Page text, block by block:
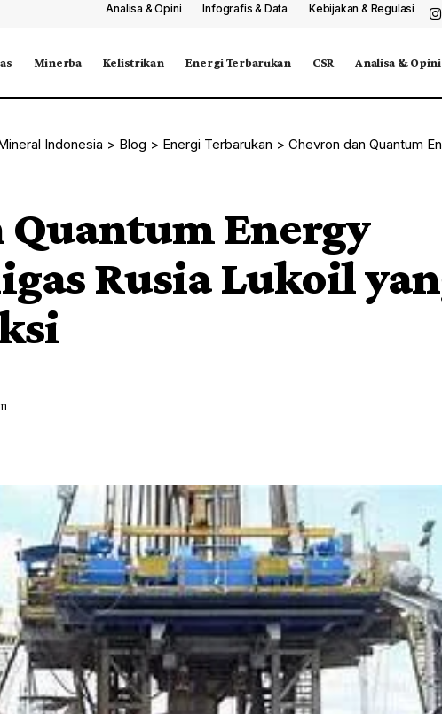
Analisa & Opini Infografis & Data Kebijakan & Regulasi
Minerba Kelistrikan Energi Terbarukan CSR Analisa & Opini
Indonesia > Blog > Energi Terbarukan > Chevron dan Quantum Energy Bidik Aset Migas Rusia Lukoil yang
Quantum Energy
Rusia Lukoil